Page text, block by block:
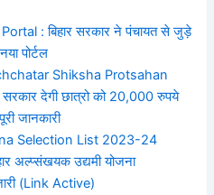
: बिहार सरकार ने पंचायत से जुड़े
पोर्टल
Shiksha Protsahan
देगी छात्रो को 20,000 रुपये
जानकारी
Selection List 2023-24
अल्प्संखयक उद्यमी योजना
(Link Active)